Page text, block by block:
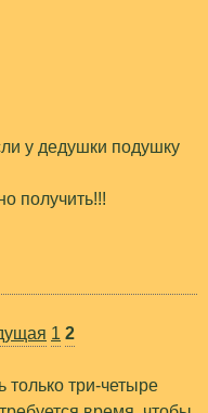
у дедушки подушку
получить!!!
1 2
только три-четыре